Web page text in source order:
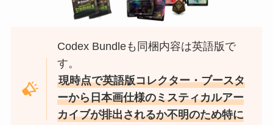
Codex Bundleも同梱内容は英語版で
す。
現時点で英語版コレクター・ブースタ
ーから日本画仕様のミスティカルアー
カイブが排出されるか不明のため特に